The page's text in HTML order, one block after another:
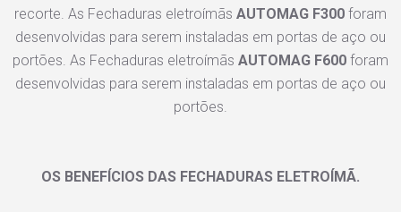
recorte. As Fechaduras eletroímãs AUTOMAG F300 foram
desenvolvidas para serem instaladas em portas de aço ou
portões. As Fechaduras eletroímãs AUTOMAG F600 foram
desenvolvidas para serem instaladas em portas de aço ou
portões.
OS BENEFÍCIOS DAS FECHADURAS ELETROÍMÃ.